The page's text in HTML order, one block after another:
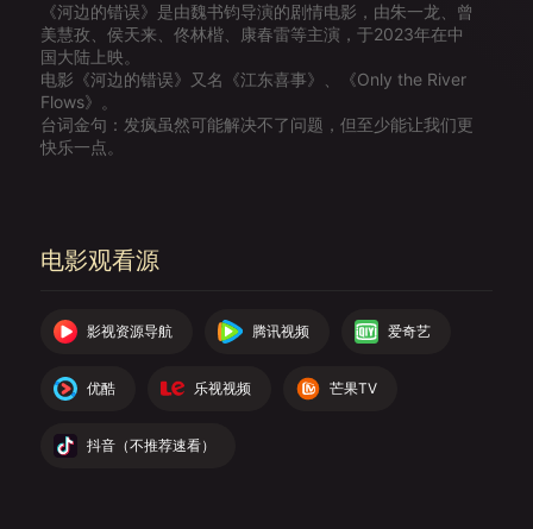
《河边的错误》是由魏书钧导演的剧情电影，由朱一龙、曾
美慧孜、侯天来、佟林楷、康春雷等主演，于2023年在中
国大陆上映。
电影《河边的错误》又名《江东喜事》、《Only the River
Flows》。
台词金句：发疯虽然可能解决不了问题，但至少能让我们更
快乐一点。
电影观看源
影视资源导航 腾讯视频 爱奇艺
优酷 乐视视频 芒果TV
抖音（不推荐速看）